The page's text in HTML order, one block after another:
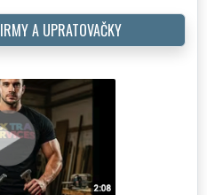
A UPRATOVAČKY